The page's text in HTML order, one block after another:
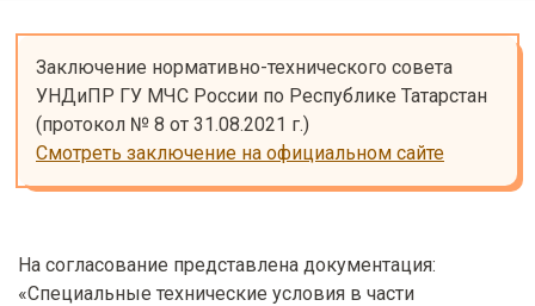
Заключение нормативно-технического совета
УНДиПР ГУ МЧС России по Республике Татарстан
Смотреть заключение на официальном сайте
На согласование представлена документация:
«Специальные технические условия в части